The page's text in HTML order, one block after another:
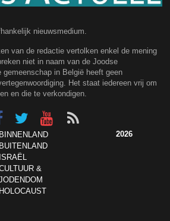
nieuwsmedium.
van de redactie vertolken enkel de mening
niet in naam van de Joodse
gemeenschap in België heeft geen
Het staat iedereen vrij om
en die te verkondigen.
BINNENLAND
BUITENLAND
ISRAËL
&
HOLOCAUST
2026